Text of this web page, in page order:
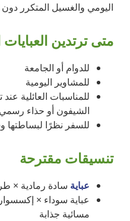
اليومي والغسيل المتكرر
متى ترتدين
للدوام أو الجامعة
للمشاوير اليومية
للمناسبات العائلية
الشيفون أو حذاء رسمي
للسفر نظرًا لبساطتها
تنسيقات مقترحة
عباية سادة رمادية ×
عباية سوداء ×
مسائية جذابة